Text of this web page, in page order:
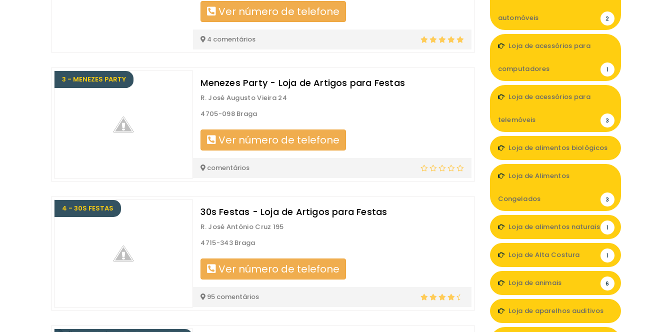
Ver número de telefone
4 comentários
3 - MENEZES PARTY Menezes Party - Loja de Artigos para Festas
R. José Augusto Vieira 24
4705-098 Braga
Ver número de telefone
comentários
4 - 30S FESTAS 30s Festas - Loja de Artigos para Festas
R. José António Cruz 195
4715-343 Braga
Ver número de telefone
95 comentários
automóveis 2
Loja de acessórios para
computadores 1
Loja de acessórios para
telemóveis 3
Loja de alimentos biológicos
Loja de Alimentos
Congelados 3
Loja de alimentos naturais 1
Loja de Alta Costura 1
Loja de animais 6
Loja de aparelhos auditivos